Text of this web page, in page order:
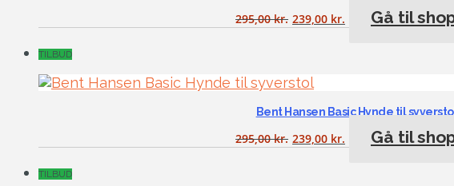
295,00kr. 239,00 kr. Gå til
TILBUD
Bent Hansen Basic Hynde til
295,00kr. 239,00 kr. Gå til
TILBUD